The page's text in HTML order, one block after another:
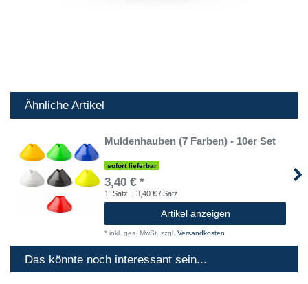
Ähnliche Artikel
Muldenhauben (7 Farben) - 10er Set
sofort lieferbar
3,40 € *
1 Satz | 3,40 € / Satz
Artikel anzeigen
* inkl. ges. MwSt. zzgl. Versandkosten
Das könnte noch interessant sein...